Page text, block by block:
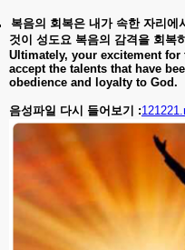
복음의 회복은 내가 속한 자리에
것이 성도요 복음의 감격을 회복
Ultimately, your excitement
accept the talents that have
obedience and loyalty to God.
음성파일 다시 들어보기 :